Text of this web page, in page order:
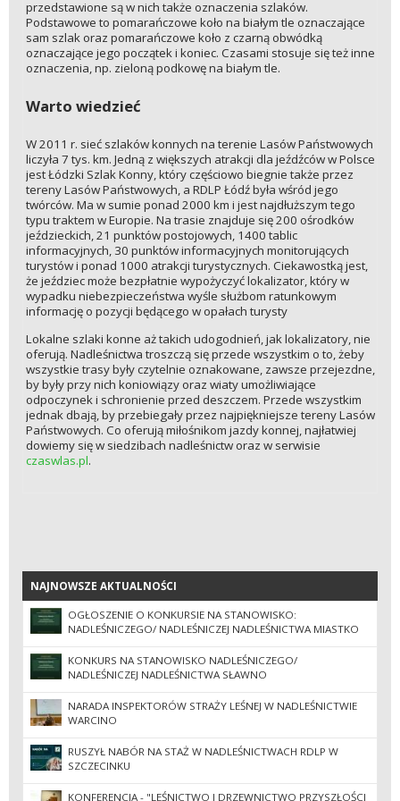
przedstawione są w nich także oznaczenia szlaków.
Podstawowe to pomarańczowe koło na białym tle oznaczające
sam szlak oraz pomarańczowe koło z czarną obwódką
oznaczające jego początek i koniec. Czasami stosuje się też inne
oznaczenia, np. zieloną podkowę na białym tle.
Warto wiedzieć
W 2011 r. sieć szlaków konnych na terenie Lasów Państwowych
liczyła 7 tys. km. Jedną z większych atrakcji dla jeźdźców w Polsce
jest Łódzki Szlak Konny, który częściowo biegnie także przez
tereny Lasów Państwowych, a RDLP Łódź była wśród jego
twórców. Ma w sumie ponad 2000 km i jest najdłuższym tego
typu traktem w Europie. Na trasie znajduje się 200 ośrodków
jeździeckich, 21 punktów postojowych, 1400 tablic
informacyjnych, 30 punktów informacyjnych monitorujących
turystów i ponad 1000 atrakcji turystycznych. Ciekawostką jest,
że jeździec może bezpłatnie wypożyczyć lokalizator, który w
wypadku niebezpieczeństwa wyśle służbom ratunkowym
informację o pozycji będącego w opałach turysty
Lokalne szlaki konne aż takich udogodnień, jak lokalizatory, nie
oferują. Nadleśnictwa troszczą się przede wszystkim o to, żeby
wszystkie trasy były czytelnie oznakowane, zawsze przejezdne,
by były przy nich koniowiązy oraz wiaty umożliwiające
odpoczynek i schronienie przed deszczem. Przede wszystkim
jednak dbają, by przebiegały przez najpiękniejsze tereny Lasów
Państwowych. Co oferują miłośnikom jazdy konnej, najłatwiej
dowiemy się w siedzibach nadleśnictw oraz w serwisie
czaswlas.pl.
NAJNOWSZE AKTUALNOŚCI
NAJNOWSZE AKTUALNOŚCI
OGŁOSZENIE O KONKURSIE NA STANOWISKO:
NADLEŚNICZEGO/ NADLEŚNICZEJ NADLEŚNICTWA MIASTKO
KONKURS NA STANOWISKO NADLEŚNICZEGO/
NADLEŚNICZEJ NADLEŚNICTWA SŁAWNO
NARADA INSPEKTORÓW STRAŻY LEŚNEJ W NADLEŚNICTWIE
WARCINO
RUSZYŁ NABÓR NA STAŻ W NADLEŚNICTWACH RDLP W
SZCZECINKU
KONFERENCJA - "LEŚNICTWO I DRZEWNICTWO PRZYSZŁOŚCI